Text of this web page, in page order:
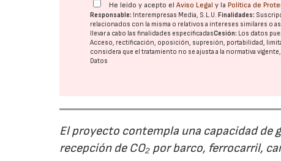
He leído y acepto elAviso Legal y la Política de
Responsable: Interempresas Media, S.L.U. Finalidades:
relacionados con la misma o relativos a intereses similares o
llevar a cabo las finalidades especificadasCesión: Los datos
Acceso, rectificación, oposición, supresión, portabilidad,
considera que el tratamiento no se ajusta a la normativa
Datos
El proyecto contempla una capacidad de
recepción de CO₂ por barco, ferrocarril,